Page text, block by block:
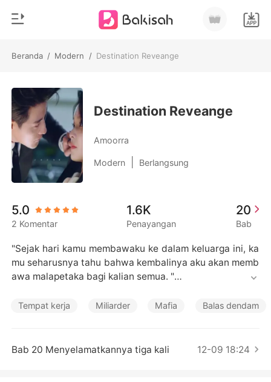
Beranda / Modern / Destination Reveange
Pengisian Ulang
Riwayat Membaca
Keluar
Unduh Aplikasi
Genre
Modern
Romantis
Cerita pendek
Likantrof
Cerita Pilihan
Destination Reveange
Amoorra
Modern Berlangsung
5.0
2 Komentar
1.6K
Penayangan
20
Bab
"Sejak hari kamu membawaku ke dalam keluarga ini, ka
mu seharusnya tahu bahwa kembalinya aku akan memb
awa malapetaka bagi kalian semua. "
Jiang Shiqi benar-benar terkesima.
masa kejayaan Kekaisaran Ming.
Tempat kerja Miliarder Mafia Balas dendam
Bab 20 Menyelamatkannya tiga kali 12-09 18:24